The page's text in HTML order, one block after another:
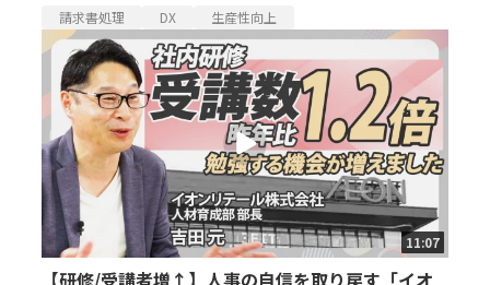
請求書処理 DX 生産性向上
11:07
【研修/受講者増↑】人事の自信を取り戻す「イオ